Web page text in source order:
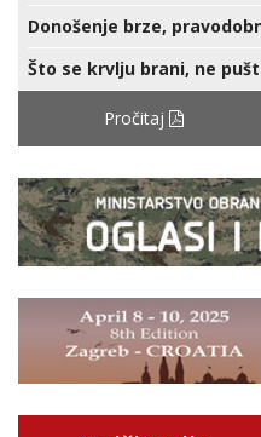
Donošenje brze,
Što se krvlju brani, ne
Pročitaj